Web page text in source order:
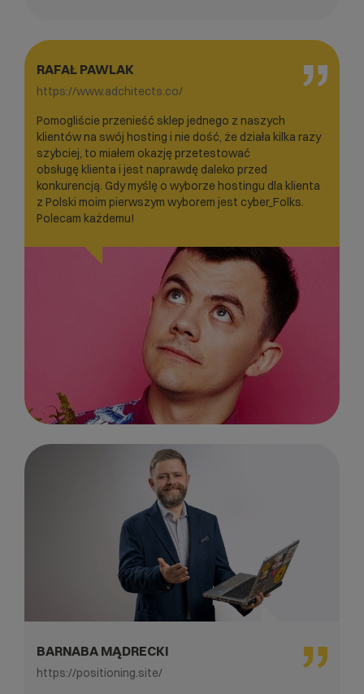
RAFAŁ PAWLAK
https://www.adchitects.co/
Pomogliście przenieść sklep jednego z naszych
klientów na swój hosting i nie dość, że działa kilka razy
szybciej, to miałem okazję przetestować
obsługę klienta i jest naprawdę daleko przed
konkurencją. Gdy myślę o wyborze hostingu dla klienta
z Polski moim pierwszym wyborem jest cyber_Folks.
Polecam każdemu!
BARNABA MĄDRECKI
https://positioning.site/